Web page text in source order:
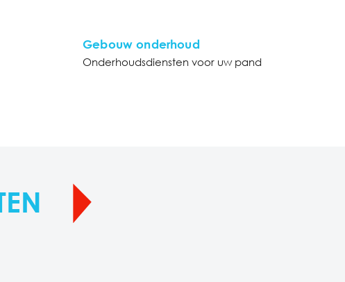
Gebouw onderhoud
Onderhoudsdiensten voor uw pand